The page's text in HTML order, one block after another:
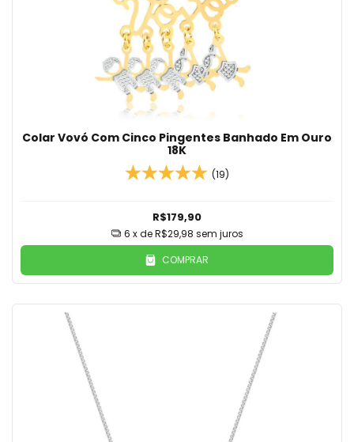
Colar Vovó Com Cinco Pingentes Banhado Em Ouro
18K
(19)
R$179,90
6 x deR$29,98 sem juros
COMPRAR